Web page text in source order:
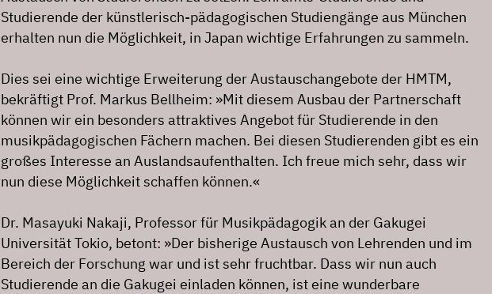
Studierende der künstlerisch-pädagogischen Studiengänge aus München
erhalten nun die Möglichkeit, in Japan wichtige Erfahrungen zu sammeln.
Dies sei eine wichtige Erweiterung der Austauschangebote der HMTM,
bekräftigt Prof. Markus Bellheim: »Mit diesem Ausbau der Partnerschaft
können wir ein besonders attraktives Angebot für Studierende in den
musikpädagogischen Fächern machen. Bei diesen Studierenden gibt es ein
großes Interesse an Auslandsaufenthalten. Ich freue mich sehr, dass wir
nun diese Möglichkeit schaffen können.«
Dr. Masayuki Nakaji, Professor für Musikpädagogik an der Gakugei
Universität Tokio, betont: »Der bisherige Austausch von Lehrenden und im
Bereich der Forschung war und ist sehr fruchtbar. Dass wir nun auch
Studierende an die Gakugei einladen können, ist eine wunderbare